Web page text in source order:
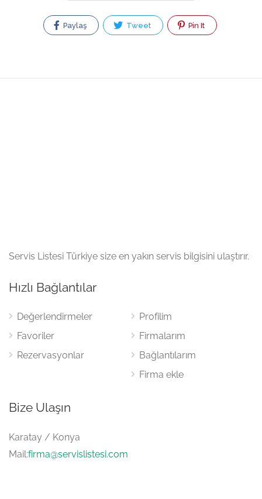
Paylaş Tweet Pin It
Servis Listesi Türkiye size en yakın servis bilgisini ulaştırır.
Hızlı Bağlantılar
Değerlendirmeler
Favoriler
Rezervasyonlar
Profilim
Firmalarım
Bağlantılarım
Firma ekle
Bize Ulaşın
Karatay / Konya
Mail:firma@servislistesi.com